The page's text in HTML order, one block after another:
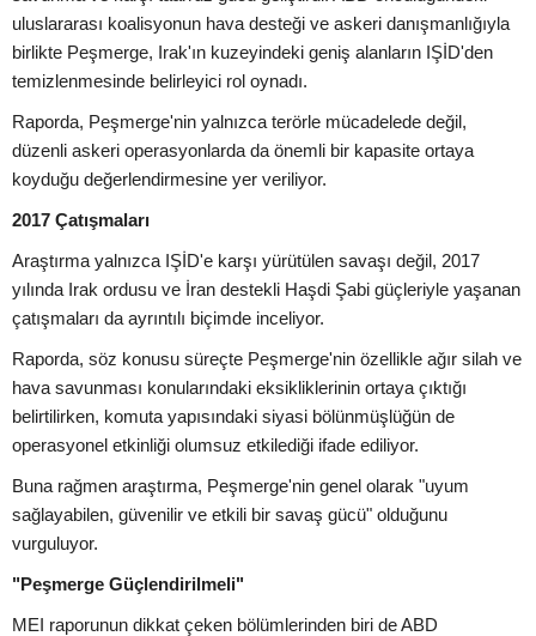
uluslararası koalisyonun hava desteği ve askeri danışmanlığıyla
birlikte Peşmerge, Irak'ın kuzeyindeki geniş alanların IŞİD'den
temizlenmesinde belirleyici rol oynadı.
Raporda, Peşmerge'nin yalnızca terörle mücadelede değil,
düzenli askeri operasyonlarda da önemli bir kapasite ortaya
koyduğu değerlendirmesine yer veriliyor.
2017 Çatışmaları
Araştırma yalnızca IŞİD'e karşı yürütülen savaşı değil, 2017
yılında Irak ordusu ve İran destekli Haşdi Şabi güçleriyle yaşanan
çatışmaları da ayrıntılı biçimde inceliyor.
Raporda, söz konusu süreçte Peşmerge'nin özellikle ağır silah ve
hava savunması konularındaki eksikliklerinin ortaya çıktığı
belirtilirken, komuta yapısındaki siyasi bölünmüşlüğün de
operasyonel etkinliği olumsuz etkilediği ifade ediliyor.
Buna rağmen araştırma, Peşmerge'nin genel olarak "uyum
sağlayabilen, güvenilir ve etkili bir savaş gücü" olduğunu
vurguluyor.
"Peşmerge Güçlendirilmeli"
MEI raporunun dikkat çeken bölümlerinden biri de ABD